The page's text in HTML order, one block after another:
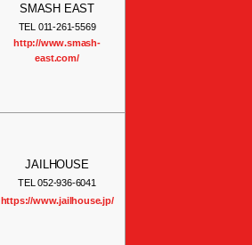
SMASH EAST
TEL 011-261-5569
http://www.smash-
east.com/
JAILHOUSE
TEL 052-936-6041
https://www.jailhouse.jp/